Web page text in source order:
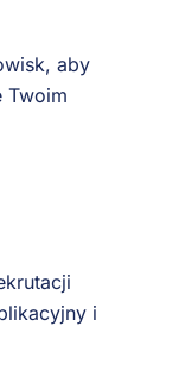
aby
Twoim
i